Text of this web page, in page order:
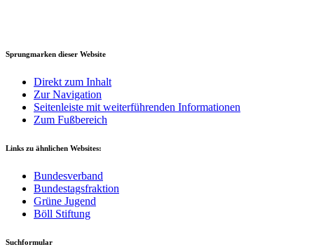
Sprungmarken dieser Website
Direkt zum Inhalt
Zur Navigation
Seitenleiste mit weiterführenden Informationen
Zum Fußbereich
Links zu ähnlichen Websites:
Bundesverband
Bundestagsfraktion
Grüne Jugend
Böll Stiftung
Suchformular